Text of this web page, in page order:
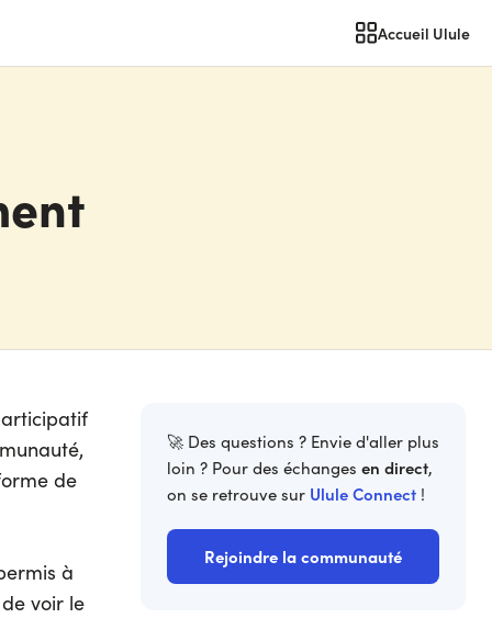
Accueil Ulule
de
à
voir le
🚀 Des questions ? Envie d'aller plus
loin ? Pour des échanges en direct,
on se retrouve sur Ulule Connect !
Rejoindre la communauté